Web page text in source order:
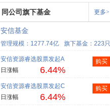
同公司旗下基金 更多>
安信基金
管理规模：1277.74亿 旗下基金：223只
安信资源睿选股票发起A
日涨幅
6.44%
购买
安信资源睿选股票发起C
日涨幅
6.44%
购买